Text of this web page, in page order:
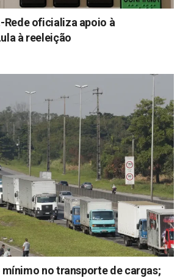
Rede oficializa apoio à
à reeleição
no transporte de cargas;